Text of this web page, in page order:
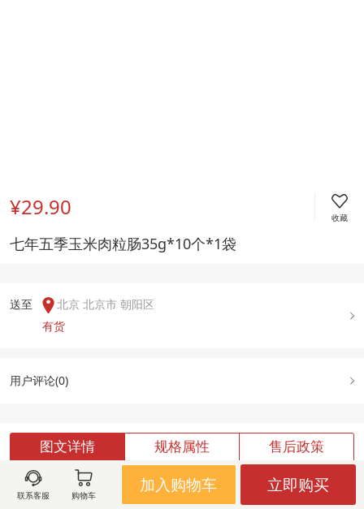
¥29.90 收藏
七年五季玉米肉粒肠35g*10个*1袋
送至
北京 北京市 朝阳区
有货
用户评论(0)
图文详情 规格属性 售后政策
联系客服 购物车
加入购物车 立即购买